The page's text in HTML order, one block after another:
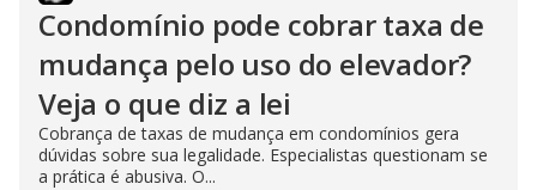
Condomínio pode cobrar taxa de
mudança pelo uso do elevador?
Veja o que diz a lei
Cobrança de taxas de mudança em condomínios gera
dúvidas sobre sua legalidade. Especialistas questionam se
a prática é abusiva. O...